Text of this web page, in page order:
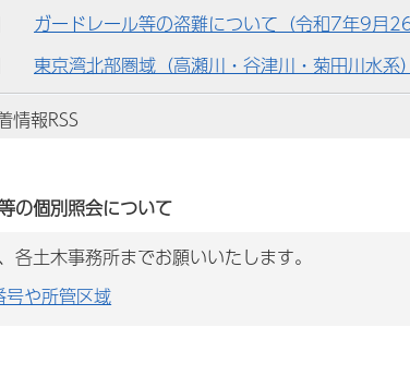
ガードレール等の盗難について（令和7年9月
東京湾北部圏域（高瀬川・谷津川・菊田川水
情報RSS
の個別照会について
各土木事務所までお願いいたします。
や所管区域